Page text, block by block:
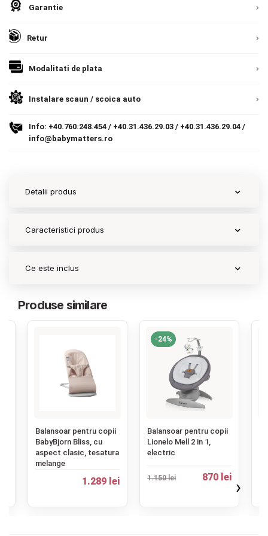
Copyright 2026 BabyMatters
Garantie
Retur
Modalitati de plata
Instalare scaun / scoica auto
Info: +40.760.248.454 / +40.31.436.29.03 / +40.31.436.29.04 /
info@babymatters.ro
Detalii produs
Caracteristici produs
Ce este inclus
Produse similare
Balansoar pentru copii
BabyBjorn Bliss, cu
aspect clasic, tesatura
melange
1.289 lei
-24%
Balansoar pentru copii
Lionelo Mell 2 in 1,
electric
1.150 lei 870 lei ›